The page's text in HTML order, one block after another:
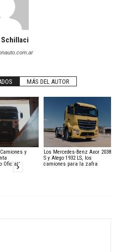
Schillaci
MÁS DEL AUTOR
y
Oficial”
Los Mercedes-Benz Axor 2038
S y Atego 1932 LS, los
camiones para la zafra